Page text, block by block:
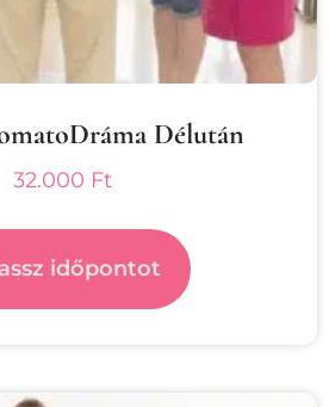
Délután
32.000 Ft
időpontot